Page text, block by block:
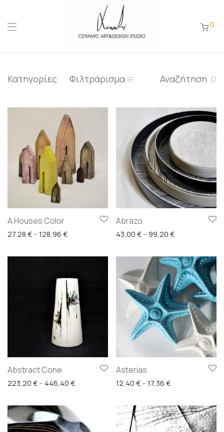
0
Κατηγορίες Φιλτράρισμα Αναζήτηση
A Houses Color
27,28 € – 128,96 €Price range: 27,28 € through 128,96 €
Abrazo
43,00 € – 99,20 €Price range:
Abstract Cone
223,20 € – 446,40 €Price range: 223,20 € through 446,40 €
Asterias
12,40 € – 17,36 €Price range: